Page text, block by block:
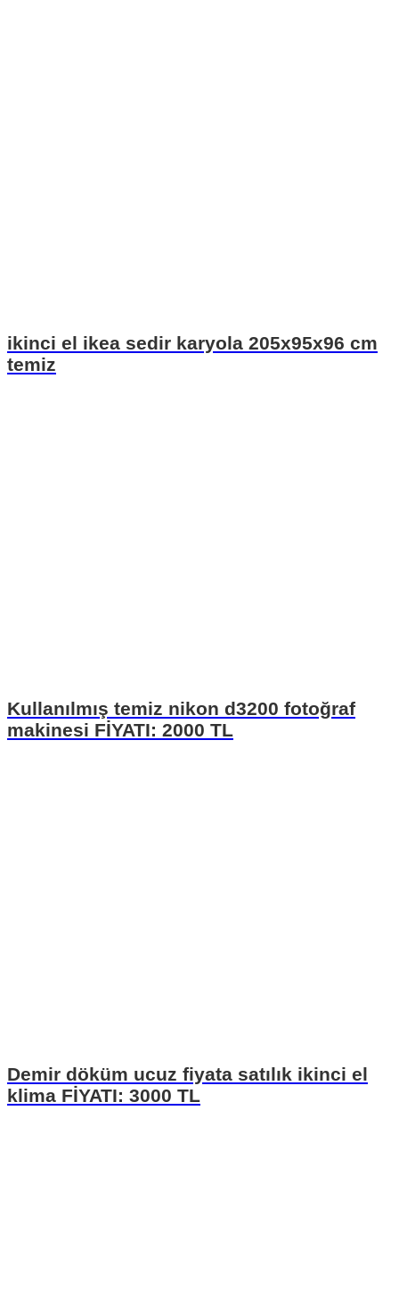
ikinci el ikea sedir karyola 205x95x96 cm
temiz
Kullanılmış temiz nikon d3200 fotoğraf
makinesi FİYATI: 2000 TL
Demir döküm ucuz fiyata satılık ikinci el
klima FİYATI: 3000 TL